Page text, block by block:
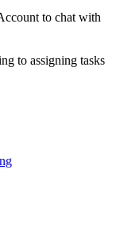
to chat with
to assigning tasks